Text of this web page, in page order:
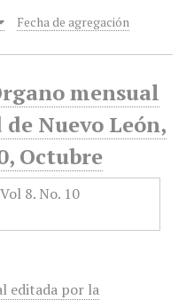
Fecha de agregación
mensual
Nuevo León,
Octubre
editada por la